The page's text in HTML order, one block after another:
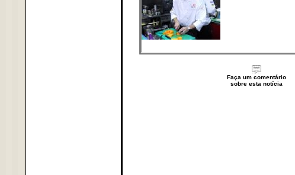
Faça um comentário
sobre esta notícia